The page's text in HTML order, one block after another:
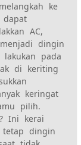
ke
AC,
dingin
lakukan pada
di keriting
keringat
pilih.
Ini kerai
dingin